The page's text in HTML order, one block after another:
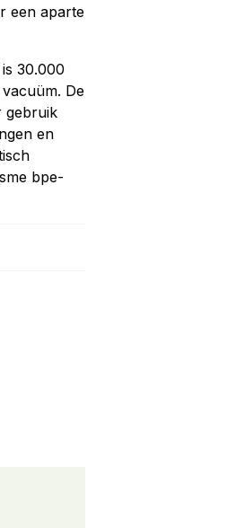
een aparte
30.000
De
gebruik
en
bpe-